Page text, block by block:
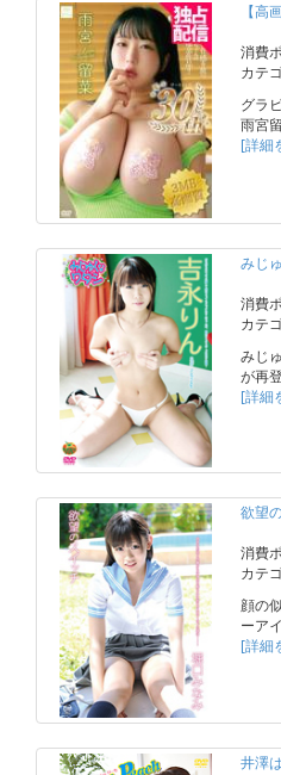
【
消費
カテ
グラ
雨宮
[詳細
みじ
消費
カテ
みじ
が再
[詳細
欲望
消費
カテ
顔の
ーア
[詳細
井澤